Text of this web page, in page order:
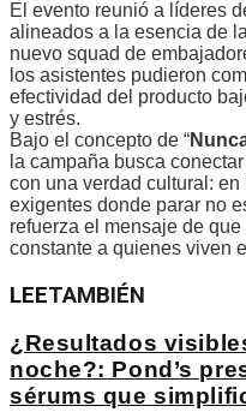
El evento reunió a líderes
alineados a la esencia de
nuevo squad de
los asistentes pudieron
efectividad del producto
y estrés.
Bajo el concepto de “
la campaña busca
con una verdad cultural:
exigentes donde parar no
refuerza el mensaje de
constante a quienes viven
LEETAMBIÉN
¿Resultados
noche?: Pond’s
sérums que